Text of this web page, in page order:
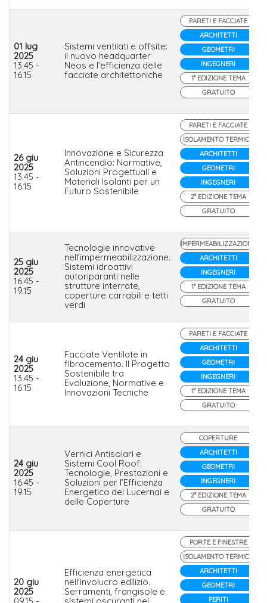
01 lug
2025
13.45 -
16.15
Sistemi ventilati e offsite:
il nuovo headquarter
Neos e l’efficienza delle
facciate architettoniche
PARETI E FACCIATE
ARCHITETTI
GEOMETRI
INGEGNERI
1° EDIZIONE TEMA
GRATUITO
26 giu
2025
13.45 -
16.15
Innovazione e Sicurezza
Antincendio: Normative,
Soluzioni Progettuali e
Materiali Isolanti per un
Futuro Sostenibile
PARETI E FACCIATE
ISOLAMENTO TERMICO
ARCHITETTI
GEOMETRI
INGEGNERI
2° EDIZIONE TEMA
GRATUITO
25 giu
2025
16.45 -
19.15
Tecnologie innovative
nell’impermeabilizzazione.
Sistemi idroattivi
autoriparanti nelle
strutture interrate,
coperture carrabili e tetti
verdi
IMPERMEABILIZZAZIONE
ARCHITETTI
INGEGNERI
1° EDIZIONE TEMA
GRATUITO
24 giu
2025
13.45 -
16.15
Facciate Ventilate in
fibrocemento. Il Progetto
Sostenibile tra
Evoluzione, Normative e
Innovazioni Tecniche
PARETI E FACCIATE
ARCHITETTI
GEOMETRI
INGEGNERI
1° EDIZIONE TEMA
GRATUITO
24 giu
2025
16.45 -
19.15
Vernici Antisolari e
Sistemi Cool Roof:
Tecnologie, Prestazioni e
Soluzioni per l’Efficienza
Energetica dei Lucernai e
delle Coperture
COPERTURE
ARCHITETTI
GEOMETRI
INGEGNERI
2° EDIZIONE TEMA
GRATUITO
20 giu
2025
Efficienza energetica
nell'involucro edilizio.
Serramenti, frangisole e
PORTE E FINESTRE
ISOLAMENTO TERMICO
ARCHITETTI
GEOMETRI
PERITI